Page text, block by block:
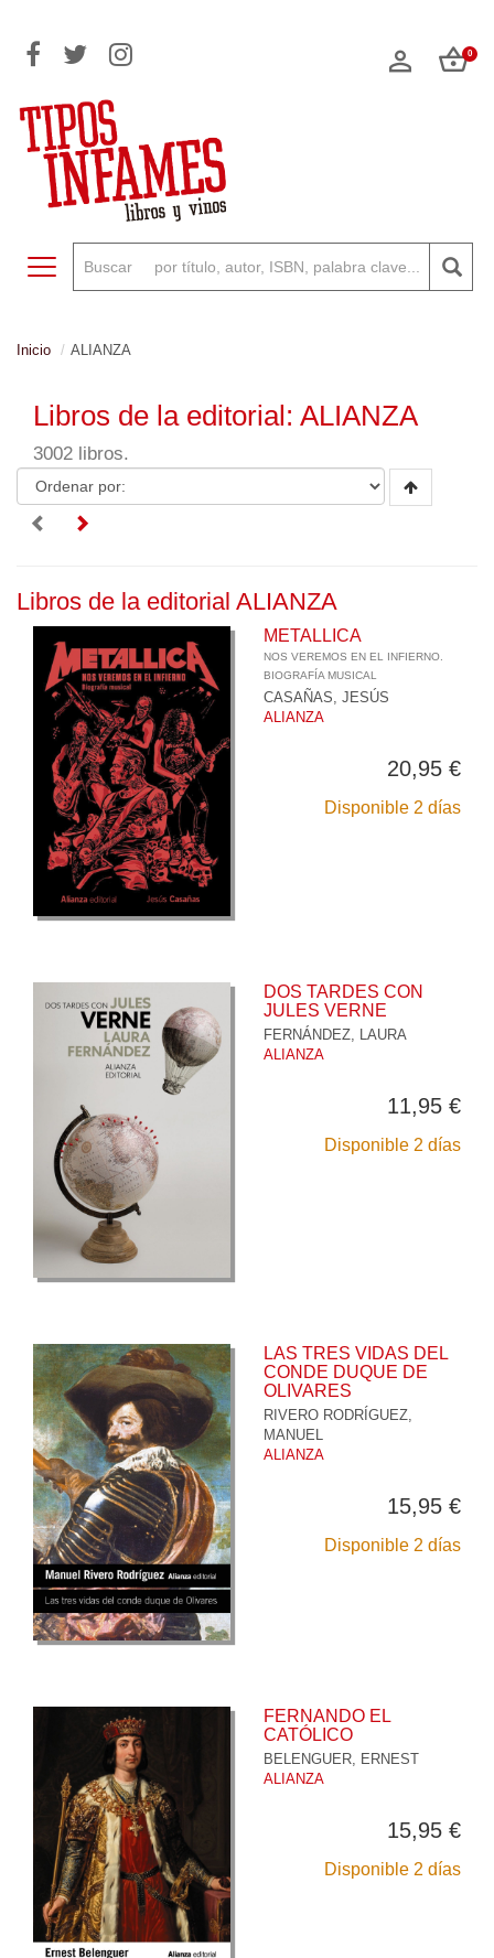
0
Toggle navigation
Inicio ALIANZA
Libros de la editorial: ALIANZA
3002 libros.
Libros de la editorial ALIANZA
METALLICA
NOS VEREMOS EN EL INFIERNO.
BIOGRAFÍA MUSICAL
CASAÑAS, JESÚS
ALIANZA
20,95 €
Disponible 2 días
DOS TARDES CON
JULES VERNE
FERNÁNDEZ, LAURA
ALIANZA
11,95 €
Disponible 2 días
LAS TRES VIDAS DEL
CONDE DUQUE DE
OLIVARES
RIVERO RODRÍGUEZ,
MANUEL
ALIANZA
15,95 €
Disponible 2 días
FERNANDO EL
CATÓLICO
BELENGUER, ERNEST
ALIANZA
15,95 €
Disponible 2 días